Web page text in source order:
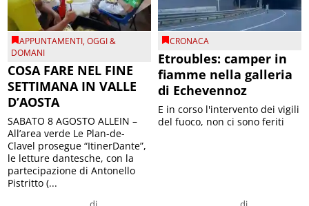
APPUNTAMENTI,OGGI &
DOMANI
COSA FARE NEL FINE
SETTIMANA IN VALLE
D’AOSTA
SABATO 8 AGOSTO ALLEIN –
All’area verde Le Plan-de-
Clavel prosegue “ItinerDante”,
le letture dantesche, con la
partecipazione di Antonello
Pistritto (...
CRONACA
Etroubles: camper in
fiamme nella galleria
di Echevennoz
E in corso l'intervento dei vigili
del fuoco, non ci sono feriti